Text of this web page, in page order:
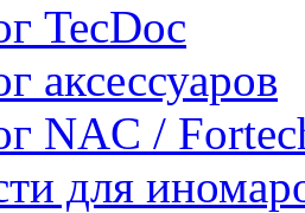
TecDoc
аксессуаров
NAC /
для